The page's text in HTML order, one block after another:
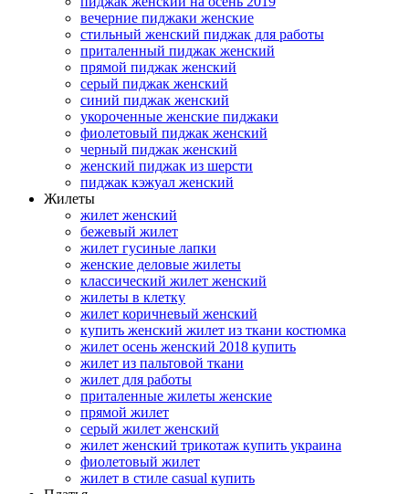
вечерние пиджаки женские
стильный женский пиджак для работы
приталенный пиджак женский
прямой пиджак женский
серый пиджак женский
синий пиджак женский
укороченные женские пиджаки
фиолетовый пиджак женский
черный пиджак женский
женский пиджак из шерсти
пиджак кэжуал женский
Жилеты
жилет женский
бежевый жилет
жилет гусиные лапки
женские деловые жилеты
классический жилет женский
жилеты в клетку
жилет коричневый женский
купить женский жилет из ткани костюмка
жилет осень женский 2018 купить
жилет из пальтовой ткани
жилет для работы
приталенные жилеты женские
прямой жилет
серый жилет женский
жилет женский трикотаж купить украина
фиолетовый жилет
жилет в стиле casual купить